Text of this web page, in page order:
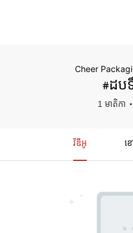
Cheer
#ដប
1 មាតិកា
វីឌីអូ ខ